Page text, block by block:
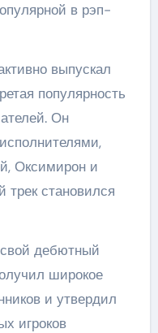
в рэп-
выпускал
популярность
Он
Оксимирон и
трек становился
дебютный
широкое
и утвердил
игроков